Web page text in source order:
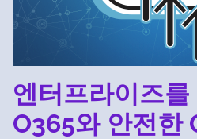
엔터프라이즈
O365와 안전한